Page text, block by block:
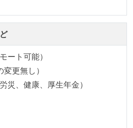
コードに単体テストを記述、実
ストコードを記述している
でのイテレーション開発を実践
ート可能）
更無し）
災、健康、厚生年金）